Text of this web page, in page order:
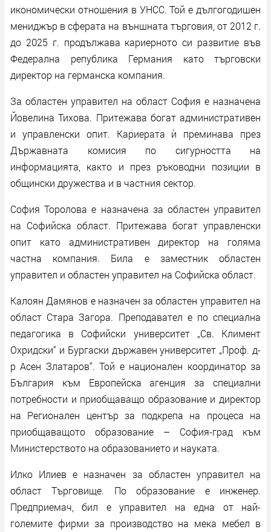
икономически отношения в УНСС. Той е дългогодишен
мениджър в сферата на външната търговия, от 2012 г.
до 2025 г. продължава кариерното си развитие във
Федерална република Германия като търговски
директор на германска компания.
За областен управител на област София е назначена
Йовелина Тихова. Притежава богат административен
и управленски опит. Кариерата ѝ преминава през
Държавната комисия по сигурността на
информацията, както и през ръководни позиции в
общински дружества и в частния сектор.
София Торолова е назначена за областен управител
на Софийска област. Притежава богат управленски
опит като административен директор на голяма
частна компания. Била е заместник областен
управител и областен управител на Софийска област.
Калоян Дамянов е назначен за областен управител на
област Стара Загора. Преподавател е по специална
педагогика в Софийски университет „Св. Климент
Охридски“ и Бургаски държавен университет „Проф. д-
р Асен Златаров“. Той е национален координатор за
България към Европейска агенция за специални
потребности и приобщаващо образование и директор
на Регионален център за подкрепа на процеса на
приобщаващото образование – София-град към
Министерството на образованието и науката.
Илко Илиев е назначен за областен управител на
област Търговище. По образование е инженер.
Предприемач, бил е управител на една от най-
големите фирми за производство на мека мебел в